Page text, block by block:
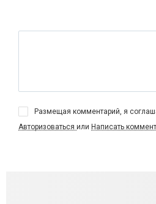
Размещая комментарий, я
Авторизоваться или Написать